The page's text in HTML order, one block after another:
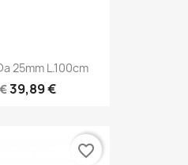
25mm L.100cm
39,89 €
favorite_border